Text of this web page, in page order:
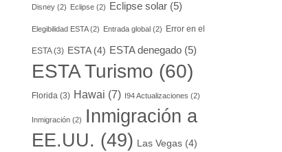
Disney(2) Eclipse(2) Eclipse solar(5)
Elegibilidad ESTA(2) Entrada global (2) Error en el
ESTA(3) ESTA(4) ESTA denegado(5)
ESTA Turismo (60)
Florida(3) Hawai (7) I94 Actualizaciones (2)
Inmigración(2)
Inmigración a
EE.UU. (49) Las Vegas(4)